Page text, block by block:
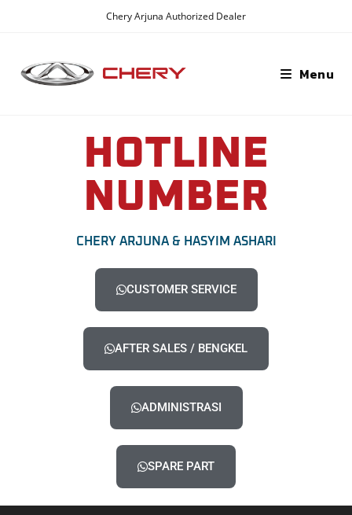
Chery Arjuna Authorized Dealer
Menu
HOTLINE
NUMBER
CHERY ARJUNA & HASYIM ASHARI
CUSTOMER SERVICE
AFTER SALES / BENGKEL
ADMINISTRASI
SPARE PART